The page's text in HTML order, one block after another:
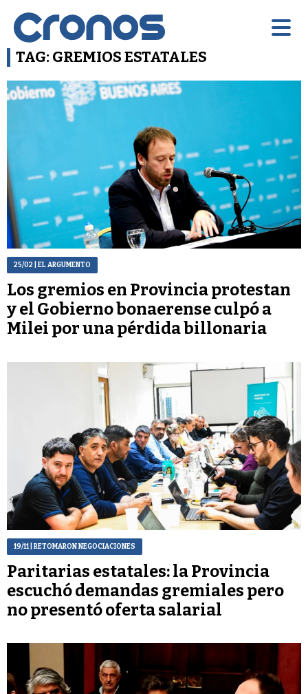
TAG: GREMIOS ESTATALES
25/02 | EL ARGUMENTO
Los gremios en Provincia protestan
y el Gobierno bonaerense culpó a
Milei por una pérdida billonaria
19/11| RETOMARON NEGOCIACIONES
Paritarias estatales: la Provincia
escuchó demandas gremiales pero
no presentó oferta salarial